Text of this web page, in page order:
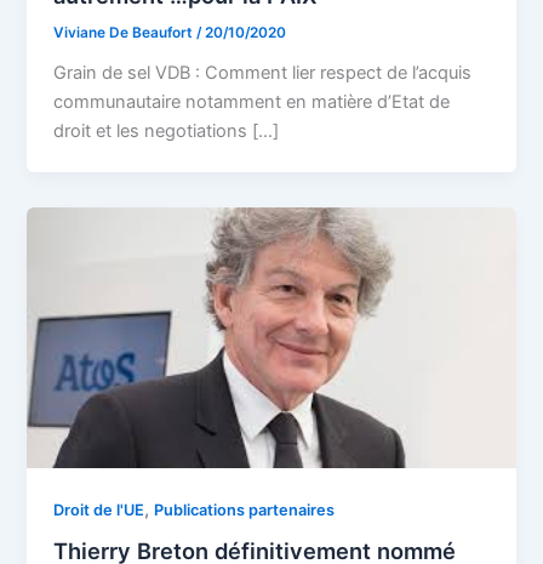
Viviane De Beaufort/20/10/2020
Grain de sel VDB : Comment lier respect de l’acquis
communautaire notamment en matière d’Etat de
droit et les negotiations […]
Droit de l'UE, Publications partenaires
Thierry Breton définitivement nommé